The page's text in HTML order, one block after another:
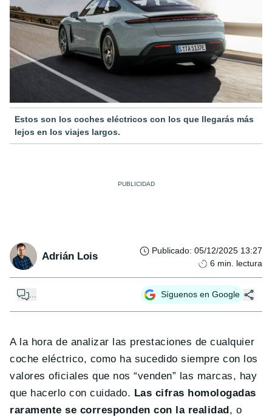
Estos son los coches eléctricos con los que llegarás más
lejos en los viajes largos.
Adrián Lois Publicado: 05/12/2025 13:27
6 min. lectura
... Síguenos en Google
A la hora de analizar las prestaciones de cualquier
coche eléctrico, como ha sucedido siempre con los
valores oficiales que nos “venden” las marcas, hay
que hacerlo con cuidado. Las cifras homologadas
raramente se corresponden con la realidad , o